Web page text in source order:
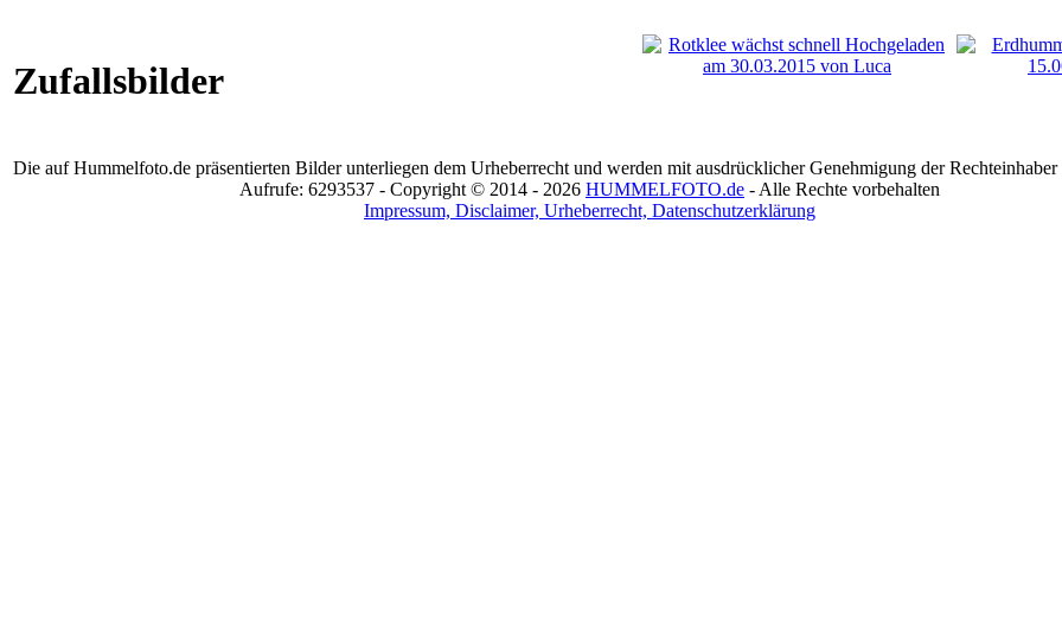
Zufallsbilder
Die auf Hummelfoto.de präsentierten Bilder unterliegen dem Urheberrecht und werden mit ausdrücklicher Genehmigung der
Aufrufe: 6293537 - Copyright © 2014 - 2026 HUMMELFOTO.de - Alle Rechte vorbehalten
Impressum, Disclaimer, Urheberrecht, Datenschutzerklärung